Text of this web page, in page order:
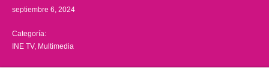
septiembre 6, 2024
Categoría:
INE TV, Multimedia